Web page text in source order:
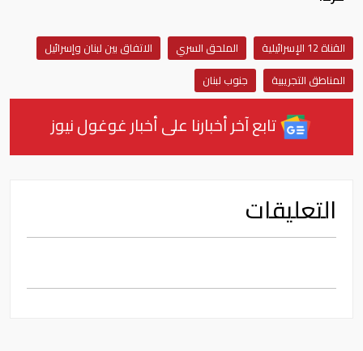
القناة 12 الإسرائيلية الملحق السري
الاتفاق بين لبنان وإسرائيل
المناطق التجريبية
جنوب لبنان
تابع آخر أخبارنا على أخبار غوغول نيوز
التعليقات